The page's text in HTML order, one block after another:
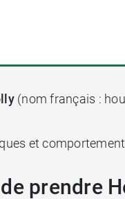
(nom français :
et
prendre